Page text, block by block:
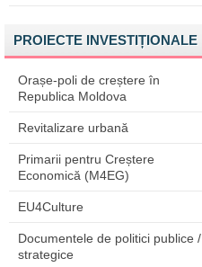
PROIECTE INVESTIȚIONALE
Orașe-poli de creștere în
Republica Moldova
Revitalizare urbană
Primarii pentru Creștere
Economică (M4EG)
EU4Culture
Documentele de politici publice /
strategice